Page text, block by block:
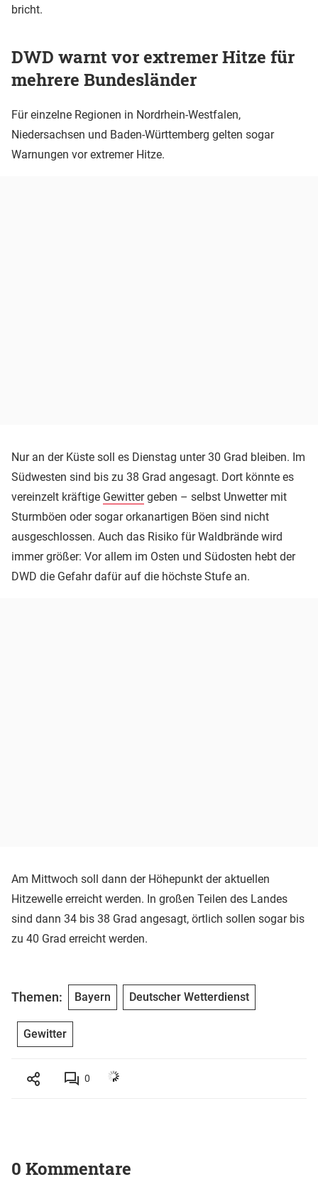
bricht.
DWD warnt vor extremer Hitze für
mehrere Bundesländer
Für einzelne Regionen in Nordrhein-Westfalen,
Niedersachsen und Baden-Württemberg gelten sogar
Warnungen vor extremer Hitze.
Nur an der Küste soll es Dienstag unter 30 Grad bleiben. Im
Südwesten sind bis zu 38 Grad angesagt. Dort könnte es
vereinzelt kräftige Gewittergeben – selbst Unwetter mit
Sturmböen oder sogar orkanartigen Böen sind nicht
ausgeschlossen. Auch das Risiko für Waldbrände wird
immer größer: Vor allem im Osten und Südosten hebt der
DWD die Gefahr dafür auf die höchste Stufe an.
Am Mittwoch soll dann der Höhepunkt der aktuellen
Hitzewelle erreicht werden. In großen Teilen des Landes
sind dann 34 bis 38 Grad angesagt, örtlich sollen sogar bis
zu 40 Grad erreicht werden.
Themen: Bayern Deutscher Wetterdienst
Gewitter
0
0 Kommentare